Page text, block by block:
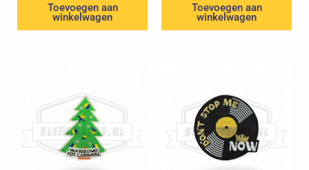
Toevoegen aan
winkelwagen
Toevoegen aan
winkelwagen